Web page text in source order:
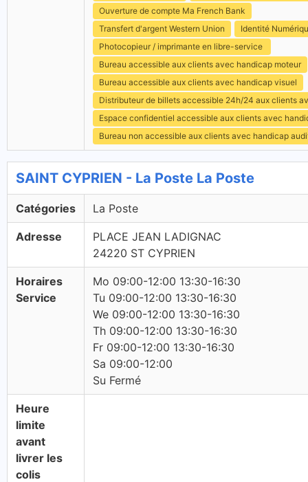
Ouverture de compte Ma French Bank
Transfert d'argent Western Union
Identité
Photocopieur / imprimante en libre-service
Bureau accessible aux clients avec handicap moteur
Bureau accessible aux clients avec handicap visuel
Distributeur de billets accessible 24h/24 aux clients
Espace confidentiel accessible aux clients avec
Bureau non accessible aux clients avec handicap
SAINT CYPRIEN - La Poste La Poste
Catégories La Poste
Adresse
PLACE JEAN LADIGNAC
24220 ST CYPRIEN
Horaires
Service
Mo 09:00-12:00 13:30-16:30
Tu 09:00-12:00 13:30-16:30
We 09:00-12:00 13:30-16:30
Th 09:00-12:00 13:30-16:30
Fr 09:00-12:00 13:30-16:30
Sa 09:00-12:00
Su Fermé
Heure
limite
avant
livrer les
colis